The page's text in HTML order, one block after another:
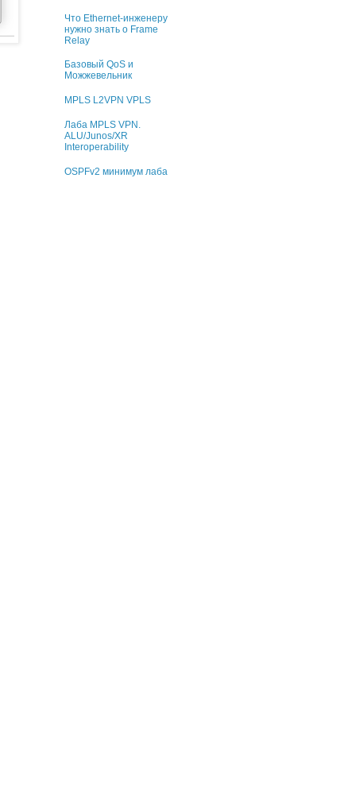
Что Ethernet-инженеру
нужно знать о Frame
Relay
Базовый QoS и
Можжевельник
MPLS L2VPN VPLS
Лаба MPLS VPN.
ALU/Junos/XR
Interoperability
OSPFv2 минимум лаба